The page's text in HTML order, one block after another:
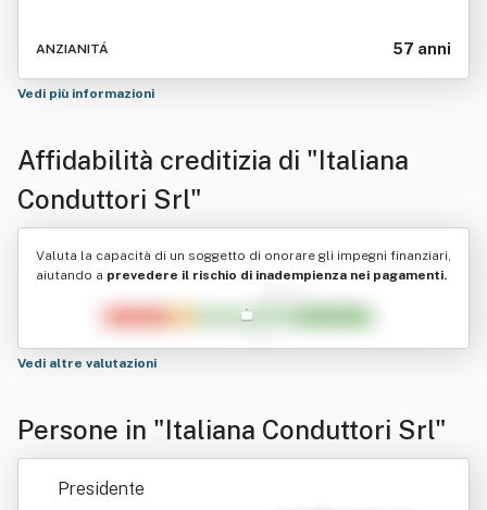
ANZIANITÁ 57 anni
Vedi più informazioni
Affidabilità creditizia di "Italiana
Conduttori Srl"
Valuta la capacità di un soggetto di onorare gli impegni finanziari,
aiutando a prevedere il rischio di inadempienza nei pagamenti.
Vedi altre valutazioni
Persone in "Italiana Conduttori Srl"
Presidente